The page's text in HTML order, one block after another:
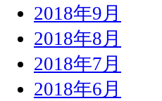
2018年9月
2018年8月
2018年7月
2018年6月